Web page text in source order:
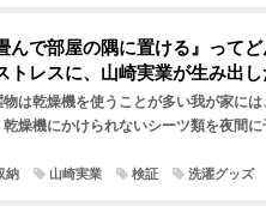
んで部屋の隅に置ける』っ
トレスに、山崎実業が生み出
は乾燥機を使うことが多い我が家に
乾燥機にかけられないシーツ類を夜間
納 山崎実業 検証 洗濯グッズ